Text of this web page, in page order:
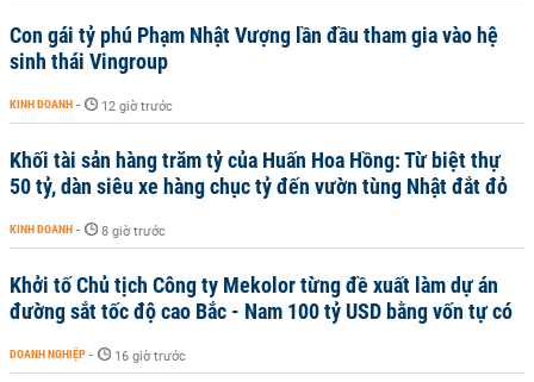
Con gái tỷ phú Phạm Nhật Vượng lần đầu tham gia vào hệ
sinh thái Vingroup
KINH DOANH - 12 giờ trước
Khối tài sản hàng trăm tỷ của Huấn Hoa Hồng: Từ biệt thự
50 tỷ, dàn siêu xe hàng chục tỷ đến vườn tùng Nhật đắt đỏ
KINH DOANH - 8 giờ trước
Khởi tố Chủ tịch Công ty Mekolor từng đề xuất làm dự án
đường sắt tốc độ cao Bắc - Nam 100 tỷ USD bằng vốn tự có
DOANH NGHIỆP - 16 giờ trước